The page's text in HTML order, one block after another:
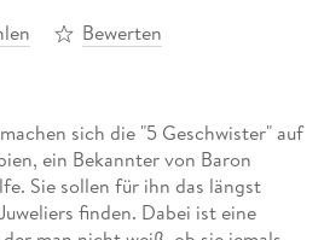
Bewerten
sich die "5 Geschwister" auf
ein Bekannter von Baron
Sie sollen für ihn das längst
finden. Dabei ist eine